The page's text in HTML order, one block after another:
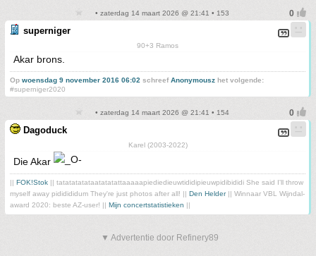
• zaterdag 14 maart 2026 @ 21:41 • 153
superniger
90+3 Ramos
Akar brons.
Op woensdag 9 november 2016 06:02 schreefAnonymousz het volgende:
#superniger2020
• zaterdag 14 maart 2026 @ 21:41 • 154
Dagoduck
Karel (2003-2022)
Die Akar
|| FOK!Stok || tatatatatataatatatattaaaaapiediedieuwtididipieuwpidibididi She said I'll throw
myself away pididididum They're just photos after all! || Den Helder|| Winnaar VBL Wijndal-
award 2020: beste AZ-user! || Mijn concertstatistieken ||
▼ Advertentie door Refinery89